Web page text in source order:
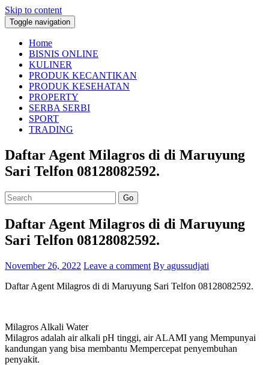
Skip to content
Toggle navigation
Home
BISNIS ONLINE
KULINER
PRODUK KECANTIKAN
PRODUK KESEHATAN
PROPERTY
SERBA SERBI
SPORT
TRADING
Daftar Agent Milagros di di Maruyung
Sari Telfon 08128082592.
Go
Daftar Agent Milagros di di Maruyung
Sari Telfon 08128082592.
November 26, 2022 Leave a comment By agussudjati
Daftar Agent Milagros di di Maruyung Sari Telfon 08128082592.
Milagros Alkali Water
Milagros adalah air alkali pH tinggi, air ALAMI yang Mempunyai
kandungan yang bisa membantu Mempercepat penyembuhan
penyakit.